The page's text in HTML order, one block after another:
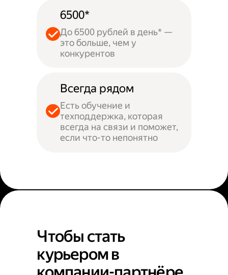
6500*
До 6500 рублей в день* —
это больше, чем у
конкурентов
Всегда рядом
Есть обучение и
техподдержка, которая
всегда на связи и поможет,
если что-то непонятно
Чтобы стать
курьером в